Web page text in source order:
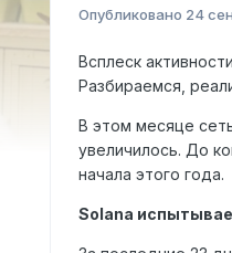
Опубликовано 24
Всплеск
Разбираемся,
В этом месяце
увеличилось. До
начала этого года.
Solana